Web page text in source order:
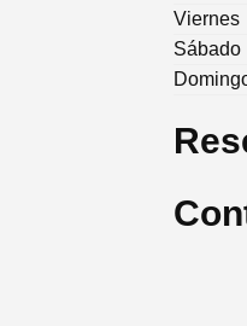
Viernes
Sábado